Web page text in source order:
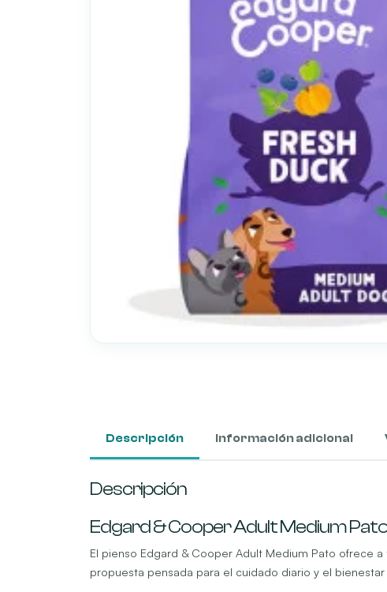
Descripción Información adicional
Descripción
Edgard & Cooper Adult Medium
El pienso Edgard & Cooper Adult Medium Pato ofrece
propuesta pensada para el cuidado diario y el